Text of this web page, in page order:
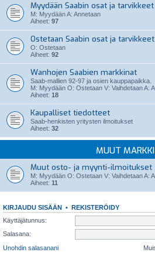
Myydään Saabin osat ja tarvikkeet
M: Myydään A: Annetaan
Aiheet: 97
Ostetaan Saabin osat ja tarvikkeet
O: Ostetaan
Aiheet: 92
Wanhojen Saabien markkinat
Saab-mallien 92-97 ja osien kauppapaikka.
M: Myydään O: Ostetaan V: Vaihdetaan A:
Aiheet: 18
Kaupalliset tiedotteet
Saab-henkisten yritysten ilmoitukset
Aiheet: 32
MUUT
Muut osto- ja myynti-ilmoitukset
M: Myydään O: Ostetaan V: Vaihdetaan A:
Aiheet: 11
KIRJAUDU SISÄÄN • REKISTERÖIDY
Käyttäjätunnus:
Salasana:
Unohdin salasanani